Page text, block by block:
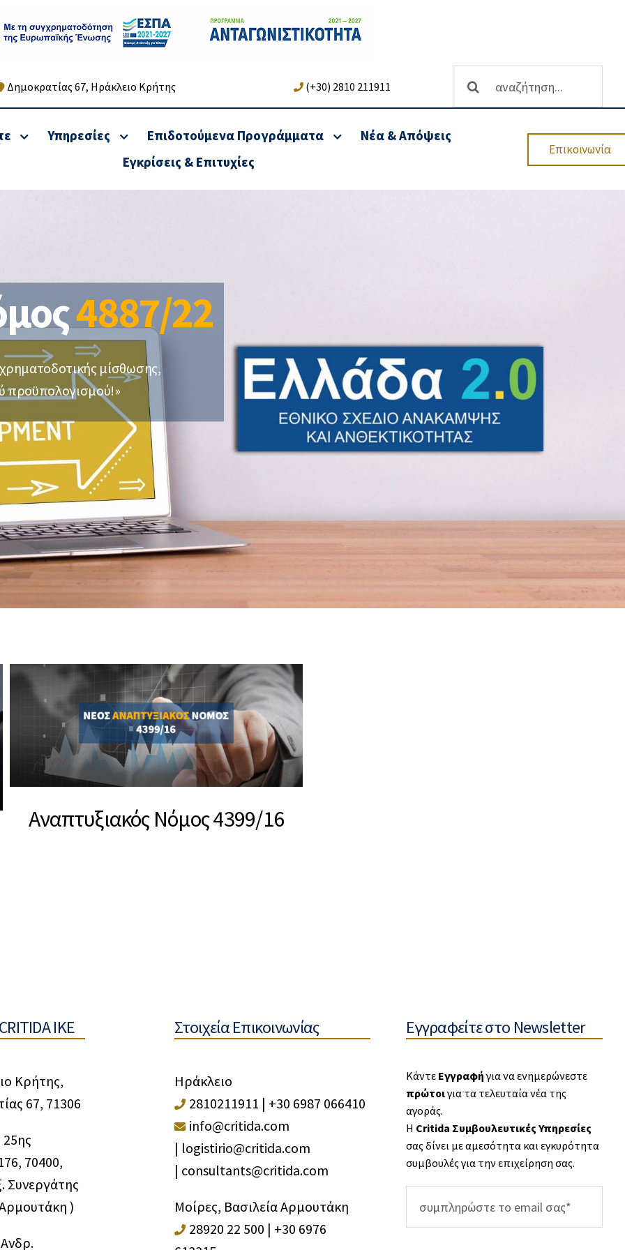
Δημοκρατίας 67, Ηράκλειο Κρήτης (+30) 2810 211911
Υπηρεσίες
– Τήρηση βιβλίων
υπηρεσίες-Φορολογικές
Υπηρεσίες
Αναδιοργάνωση δραστηριότητας &
Ρυθμίσεις Χρεών – Οφειλών
Πτωχευτικός Κωδικός – Ρύθμιση
οφειλών από όλους προς όλους
Έκδοση Δανείων Επιχειρήσεων
Χρηματοοικονομικές Συμβουλές
Νέος Αναπτυξιακός Νόμος 4399/16
Προγράμματα Αγροτικής Ανάπτυξης
Προγράμματα LEADER
Εθνικό Ταμείο Επιχειρηματικότητας &
Ανάπτυξης ΕΤΕΑΝ
Επιδοτούμενα Προγράμματα
Νέα & Απόψεις
Εγκρίσεις & Επιτυχίες
Επικοινωνία
4887/22
μίσθωσης,
προϋπολογισμού!»
Αναπτυξιακός Νόμος 4399/16
IKE
Κρήτης,
67, 71306
70400,
Συνεργάτης
)
Στοιχεία Επικοινωνίας
Ηράκλειο
2810211911 | +30 6987 066410
info@critida.com
| logistirio@critida.com
| consultants@critida.com
Μοίρες, Βασιλεία Αρμουτάκη
28920 22 500 | +30 6976
Εγγραφείτε στο Newsletter
Κάντε Εγγραφήγια να ενημερώνεστε
πρώτοιγια τα τελευταία νέα της
αγοράς.
Η Critida Συμβουλευτικές Υπηρεσίες
σας δίνει με αμεσότητα και εγκυρότητα
συμβουλές για την επιχείρηση σας.